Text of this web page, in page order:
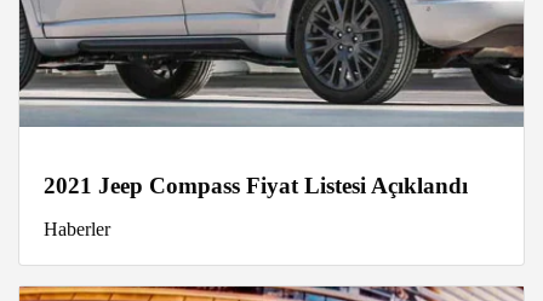
2021 Jeep Compass Fiyat Listesi Açıklandı
Haberler